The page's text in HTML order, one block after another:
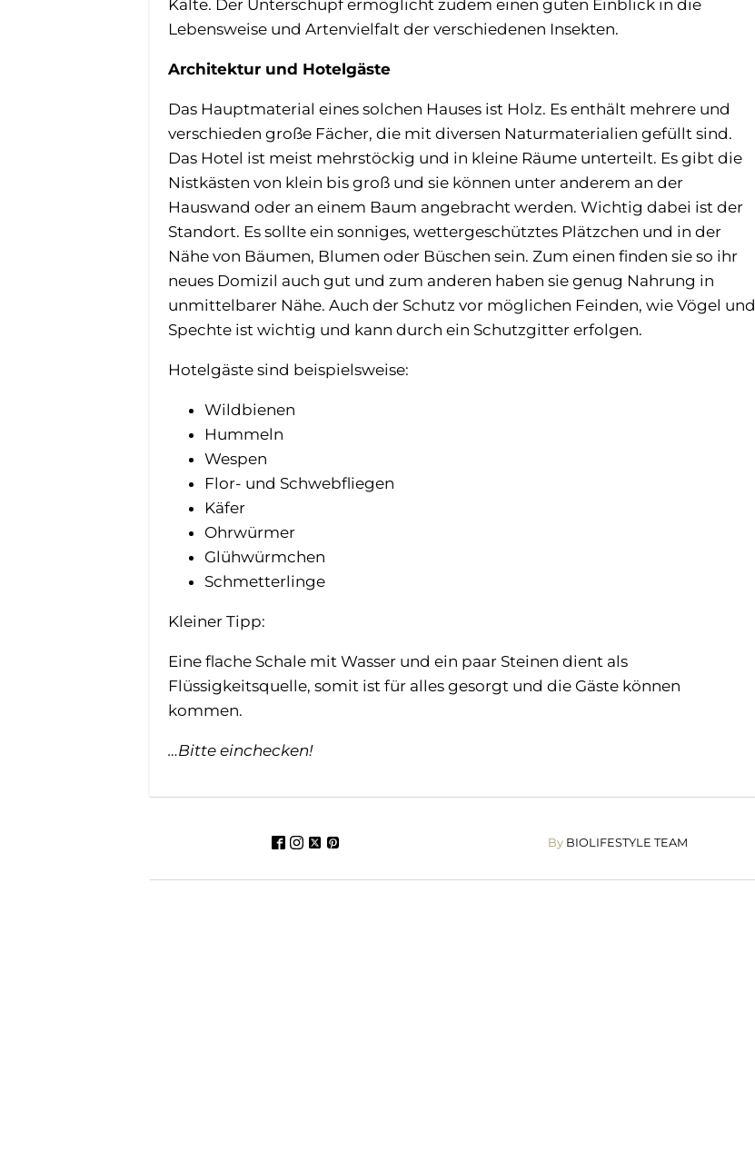
Kälte. Der Unterschupf ermöglicht zudem einen guten Einblick in die
Lebensweise und Artenvielfalt der verschiedenen Insekten.
Architektur und Hotelgäste
Das Hauptmaterial eines solchen Hauses ist Holz. Es enthält mehrere und
verschieden große Fächer, die mit diversen Naturmaterialien gefüllt sind.
Das Hotel ist meist mehrstöckig und in kleine Räume unterteilt. Es gibt die
Nistkästen von klein bis groß und sie können unter anderem an der
Hauswand oder an einem Baum angebracht werden. Wichtig dabei ist der
Standort. Es sollte ein sonniges, wettergeschütztes Plätzchen und in der
Nähe von Bäumen, Blumen oder Büschen sein. Zum einen finden sie so ihr
neues Domizil auch gut und zum anderen haben sie genug Nahrung in
unmittelbarer Nähe. Auch der Schutz vor möglichen Feinden, wie Vögel und
Spechte ist wichtig und kann durch ein Schutzgitter erfolgen.
Hotelgäste sind beispielsweise:
Wildbienen
Hummeln
Wespen
Flor- und Schwebfliegen
Käfer
Ohrwürmer
Glühwürmchen
Schmetterlinge
Kleiner Tipp:
Eine flache Schale mit Wasser und ein paar Steinen dient als
Flüssigkeitsquelle, somit ist für alles gesorgt und die Gäste können
kommen.
…Bitte einchecken!
By BIOLIFESTYLE TEAM